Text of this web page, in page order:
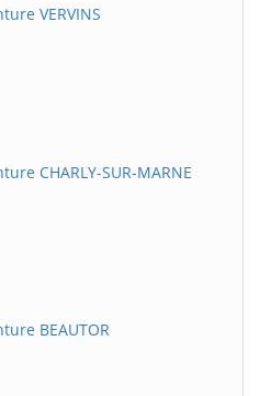
VERVINS
CHARLY-SUR-MARNE
BEAUTOR